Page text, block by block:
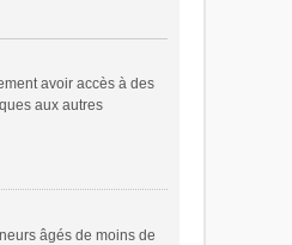
avoir accès à des
aux autres
âgés de moins de